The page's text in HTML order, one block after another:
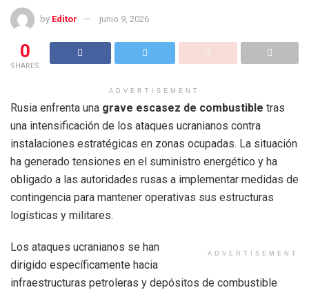
by Editor junio 9, 2026
0
SHARES
ADVERTISEMENT
Rusia enfrenta una grave escasez de combustible tras
una intensificación de los ataques ucranianos contra
instalaciones estratégicas en zonas ocupadas. La situación
ha generado tensiones en el suministro energético y ha
obligado a las autoridades rusas a implementar medidas de
contingencia para mantener operativas sus estructuras
logísticas y militares.
ADVERTISEMENT
Los ataques ucranianos se han
dirigido específicamente hacia
infraestructuras petroleras y depósitos de combustible